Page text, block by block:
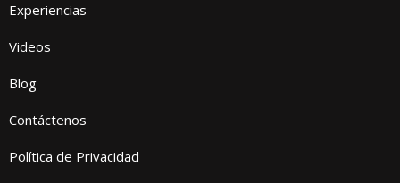
Experiencias
Videos
Blog
Contáctenos
Política de Privacidad